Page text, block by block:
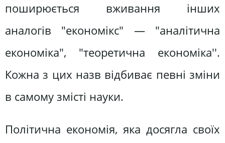
поширюється вживання інших
аналогів "економікс" — "аналітична
економіка", "теоретична економіка''.
Кожна з цих назв відбиває певні зміни
в самому змісті науки.
Політична економія, яка досягла своїх